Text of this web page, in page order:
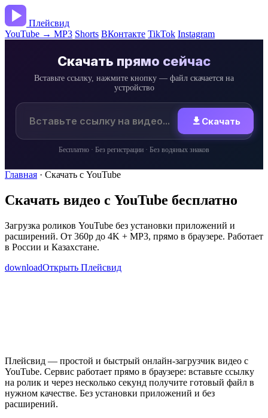
Плейсвид
YouTube → MP3 Shorts ВКонтакте TikTok Instagram
Скачать прямо сейчас
Вставьте ссылку, нажмите кнопку — файл скачается на
устройство
download Скачать
Бесплатно · Без регистрации · Без водяных знаков
Главная · Скачать с YouTube
Скачать видео с YouTube бесплатно
Загрузка роликов YouTube без установки приложений и
расширений. От 360p до 4K + MP3, прямо в браузере. Работает
в России и Казахстане.
downloadОткрыть Плейсвид
Плейсвид — простой и быстрый онлайн-загрузчик видео с
YouTube. Сервис работает прямо в браузере: вставьте ссылку
на ролик и через несколько секунд получите готовый файл в
нужном качестве. Без установки приложений и без
расширений.